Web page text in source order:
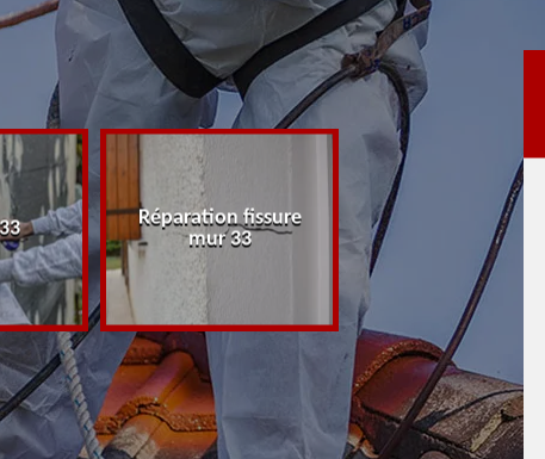
Réparation fissure
mur 33
Peintre rénovation
boiserie, bois 33